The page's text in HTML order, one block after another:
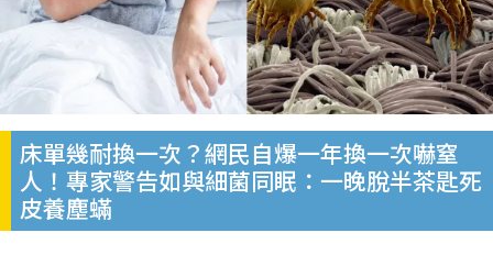
床單幾耐換一次？網民自爆一年換一次嚇窒
人！專家警告如與細菌同眠：一晚脫半茶匙死
皮養塵蟎